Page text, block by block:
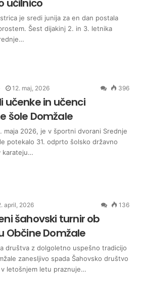
učilnico
je sredi junija za en dan postala
Šest dijakinj 2. in 3. letnika
12. maj, 2026 396
učenke in učenci
šole Domžale
maja 2026, je v športni dvorani Srednje
potekalo 31. odprto šolsko državno
karateju…
april, 2026 136
šahovski turnir ob
Občine Domžale
društva z dolgoletno uspešno tradicijo
zanesljivo spada Šahovsko društvo
v letošnjem letu praznuje…